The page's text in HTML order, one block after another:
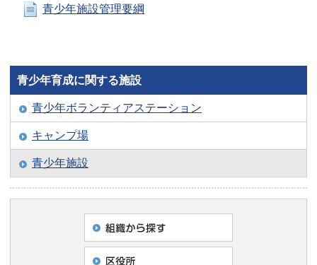
青少年施設管理要綱
青少年育成に関する施設
青少年ボランティアステーション
キャンプ場
青少年施設